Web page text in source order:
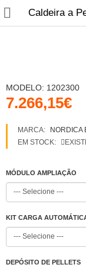
Blog
Contactos
Recuperadores
Salamandras
Caldeira a
MODELO: 1202300
7.266,15€
MARCA:
NORDICA
EM STOCK:
MÓDULO AMPLIAÇÃO
KIT CARGA
DEPÓSITO DE PELLETS